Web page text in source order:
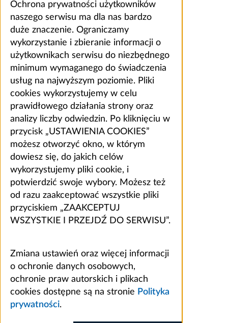
Ochrona prywatności użytkowników
naszego serwisu ma dla nas bardzo
duże znaczenie. Ograniczamy
wykorzystanie i zbieranie informacji o
użytkownikach serwisu do niezbędnego
minimum wymaganego do świadczenia
usług na najwyższym poziomie. Pliki
cookies wykorzystujemy w celu
prawidłowego działania strony oraz
analizy liczby odwiedzin. Po kliknięciu w
przycisk „USTAWIENIA COOKIES”
możesz otworzyć okno, w którym
dowiesz się, do jakich celów
wykorzystujemy pliki cookie, i
potwierdzić swoje wybory. Możesz też
od razu zaakceptować wszystkie pliki
przyciskiem „ZAAKCEPTUJ
WSZYSTKIE I PRZEJDŹ DO SERWISU”.
Zmiana ustawień oraz więcej informacji
o ochronie danych osobowych,
ochronie praw autorskich i plikach
cookies dostępne są na stronie Polityka
prywatności.